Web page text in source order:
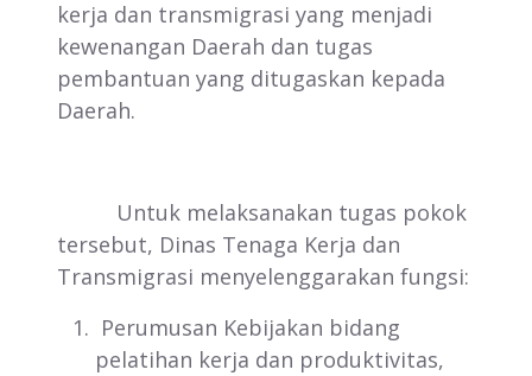
kerja dan transmigrasi yang menjadi
kewenangan Daerah dan tugas
pembantuan yang ditugaskan kepada
Daerah.
Untuk melaksanakan tugas pokok
tersebut, Dinas Tenaga Kerja dan
Transmigrasi menyelenggarakan fungsi:
Perumusan Kebijakan bidang
pelatihan kerja dan produktivitas,